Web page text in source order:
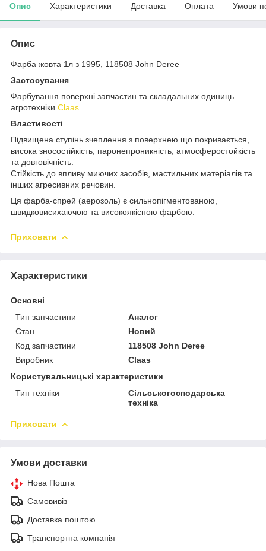
Опис Характеристики Доставка Оплата Умови
Опис
Фарба жовта 1л з 1995, 118508 John Deree
Застосування
Фарбування поверхні запчастин та складальних одиниць
агротехніки Claas
Властивості
Підвищена ступінь зчеплення з поверхнею що покривається,
висока зносостійкість, паронепроникність, атмосферостойкість
та довговічність.
Стійкість до впливу миючих засобів, мастильних матеріалів та
інших агресивних речовин.
Ця фарба-спрей (аерозоль) є сильнопігментованою,
швидковисихаючою та високоякісною фарбою.
Приховати
Характеристики
Основні
Тип запчастини
Аналог
Стан
Новий
Код запчастини
118508 John Deree
Виробник
Claas
Користувальницькі характеристики
Тип техніки
Сільськогосподарська
техніка
Приховати
Умови доставки
Нова Пошта
Самовивіз
Доставка поштою
Транспортна компанія